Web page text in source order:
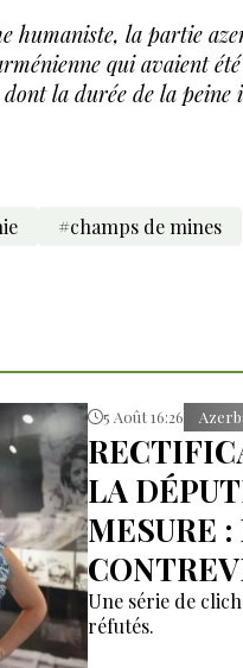
humaniste, la partie
qui avaient
la durée de la peine
#champs de mines
5 Août 16:26
LA
MESURE
Une série de
réfutés.